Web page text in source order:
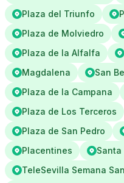
Plaza del Triunfo
Plaza de Molviedro
Plaza de la Alfalfa
Magdalena
San
Plaza de la Campana
Plaza de Los Terceros
Plaza de San Pedro
Placentines
TeleSevilla Semana